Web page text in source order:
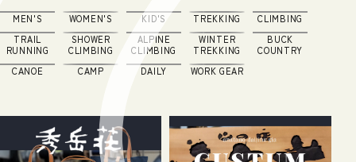
MEN'S WOMEN'S KID'S TREKKING
CLIMBING
TRAIL
RUNNING
SHOWER
CLIMBING
ALPINE
CLIMBING
WINTER
TREKKING
BUCK
COUNTRY
CANOE
CAMP DAILY WORK GEAR